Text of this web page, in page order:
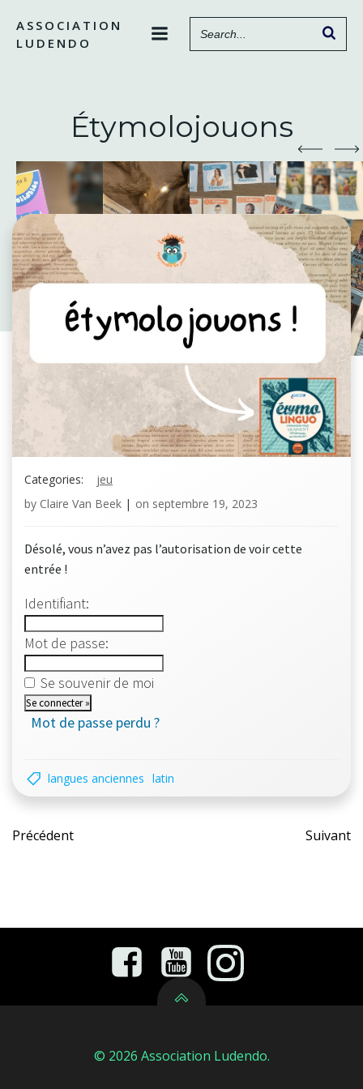
contenu
ASSOCIATION
LUDENDO
Étymolojouons
Categories:
jeu
by Claire Van Beek | on septembre 19, 2023
Désolé, vous n’avez pas l’autorisation de voir cette
entrée !
Identifiant:
Mot de passe:
Se souvenir de moi
Mot de passe perdu ?
langues anciennes latin
Post
Précédent Suivant
© 2026 Association Ludendo.